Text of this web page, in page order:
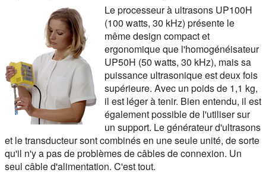
Le processeur à ultrasons UP100H
(100 watts, 30 kHz) présente le
même design compact et
ergonomique que l'homogénéisateur
UP50H (50 watts, 30 kHz), mais sa
puissance ultrasonique est deux fois
supérieure. Avec un poids de 1,1 kg,
il est léger à tenir. Bien entendu, il est
également possible de l'utiliser sur
un support. Le générateur d'ultrasons
et le transducteur sont combinés en une seule unité, de sorte
qu'il n'y a pas de problèmes de câbles de connexion. Un
seul câble d'alimentation. C'est tout.